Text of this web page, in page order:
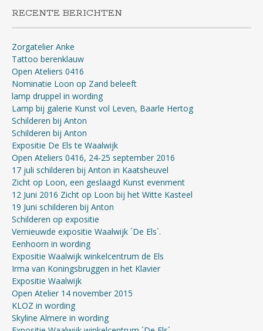
RECENTE BERICHTEN
Zorgatelier Anke
Tattoo berenklauw
Open Ateliers 0416
Nominatie Loon op Zand beleeft
lamp druppel in wording
Lamp bij galerie Kunst vol Leven, Baarle Hertog
Schilderen bij Anton
Schilderen bij Anton
Expositie De Els te Waalwijk
Open Ateliers 0416, 24-25 september 2016
17 juli schilderen bij Anton in Kaatsheuvel
Zicht op Loon, een geslaagd Kunst evenment
12 Juni 2016 Zicht op Loon bij het Witte Kasteel
19 Juni schilderen bij Anton
Schilderen op expositie
Vernieuwde expositie Waalwijk ´De Els`.
Eenhoorn in wording
Expositie Waalwijk winkelcentrum de Els
Irma van Koningsbruggen in het Klavier
Expositie Waalwijk
Open Atelier 14 november 2015
KLOZ in wording
Skyline Almere in wording